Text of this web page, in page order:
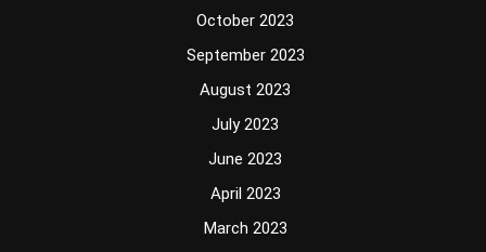
October 2023
September 2023
August 2023
July 2023
June 2023
April 2023
March 2023